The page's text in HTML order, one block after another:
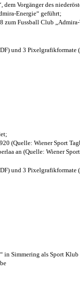
Vorgänger des
Energie“ geführt;
zum Fussball Club
und 3 Pixelgrafikformate
(Quelle: Wiener Sport
an (Quelle: Wiener
und 3 Pixelgrafikformate
Simmering als Sport